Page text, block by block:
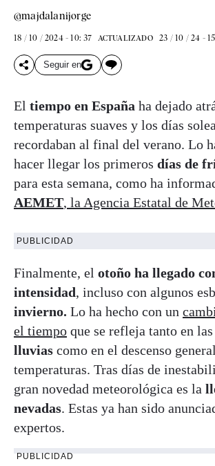
@majdalanijorge
18 / 10 / 2024 - 10: 37 ACTUALIZADO 23 / 10 / 24 -
Seguir en
El tiempo en España ha dejado
temperaturas suaves y los días
recordaban al final del verano. Lo
hacer llegar los primeros días de
para esta semana, como ha
AEMET, la Agencia Estatal de
PUBLICIDAD
Finalmente, el otoño ha llegado
intensidad, incluso con algunos
invierno. Lo ha hecho con un
el tiempo que se refleja tanto en
lluvias como en el descenso
temperaturas. Tras días de
gran novedad meteorológica es la
nevadas. Estas ya han sido
expertos.
PUBLICIDAD